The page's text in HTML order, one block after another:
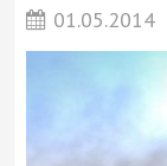
01.05.2014